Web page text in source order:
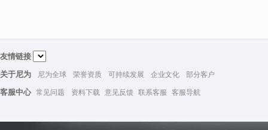
友情链接
关于尼为
尼为全球 荣誉资质 可持续发展 企业文化 部分客户
客服中心 常见问题 资料下载 意见反馈 联系客服 客服导航